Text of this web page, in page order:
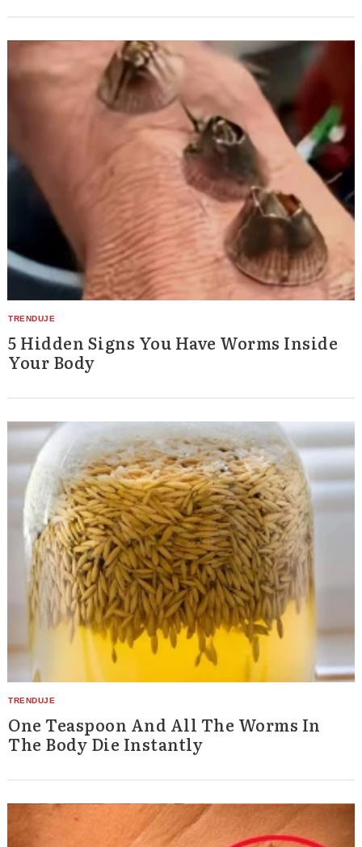
5 Hidden Signs You Have Worms Inside
Your Body
One Teaspoon And All The Worms In
The Body Die Instantly